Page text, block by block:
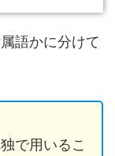
語かに分けて
で用いるこ